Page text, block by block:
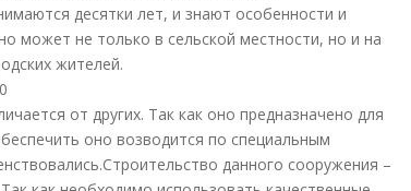
десятки лет, и знают особенности и
может не только в сельской местности, но и на
жителей.
от других. Так как оно предназначено для
оно возводится по специальным
данного сооружения –